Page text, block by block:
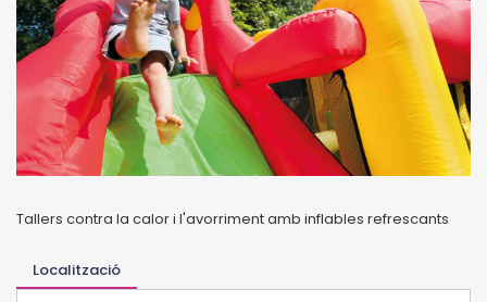
Tallers contra la calor i l'avorriment amb inflables refrescants
Localització